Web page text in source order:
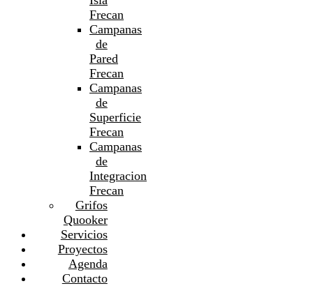
Frecan
Campanas
de
Pared
Frecan
Campanas
de
Superficie
Frecan
Campanas
de
Integracion
Frecan
Grifos
Quooker
Servicios
Proyectos
Agenda
Contacto